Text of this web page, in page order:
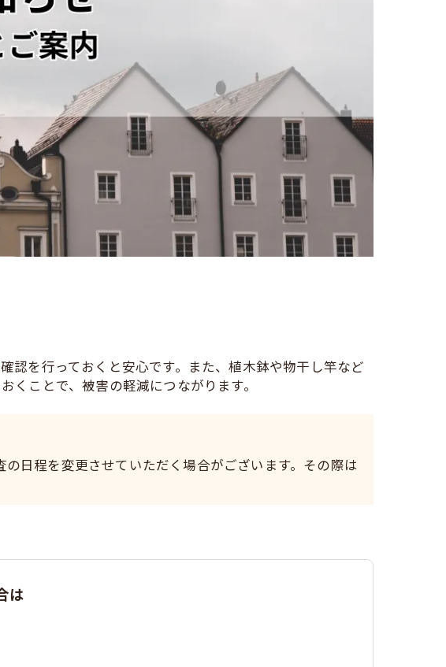
認を行っておくと安心です。また、植木鉢や物干し竿など
ことで、被害の軽減につながります。
日程を変更させていただく場合がございます。その際は
は